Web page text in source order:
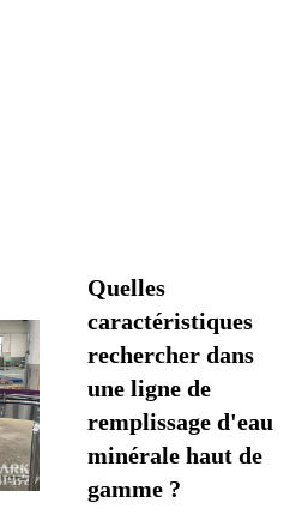
Quelles
caractéristiques
rechercher dans
une ligne de
remplissage d'eau
minérale haut de
gamme ?